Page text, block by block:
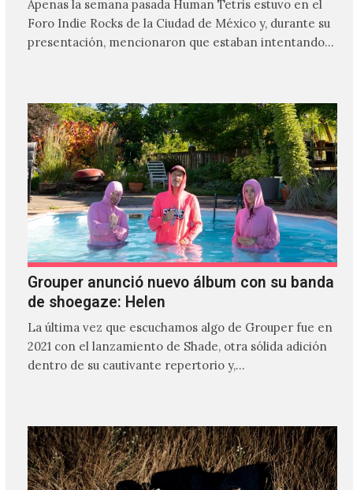
Apenas la semana pasada Human Tetris estuvo en el
Foro Indie Rocks de la Ciudad de México y, durante su
presentación, mencionaron que estaban intentando…
Grouper anunció nuevo álbum con su banda
de shoegaze: Helen
La última vez que escuchamos algo de Grouper fue en
2021 con el lanzamiento de Shade, otra sólida adición
dentro de su cautivante repertorio y,…